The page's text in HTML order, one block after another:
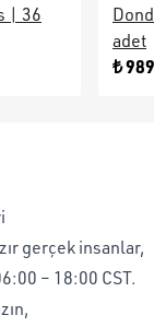
| 36
adet
₺
gerçek insanlar,
– 18:00 CST.